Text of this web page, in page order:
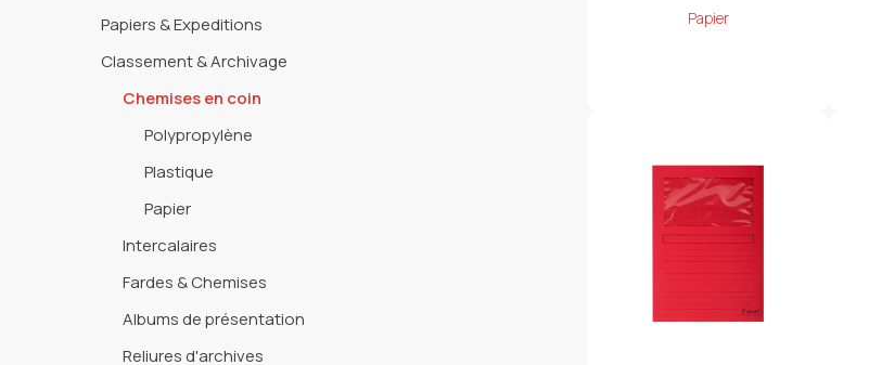
Papiers & Expeditions
Classement & Archivage
Chemises en coin
Polypropylène
Plastique
Papier
Intercalaires
Fardes & Chemises
Albums de présentation
Reliures d'archives
Papier